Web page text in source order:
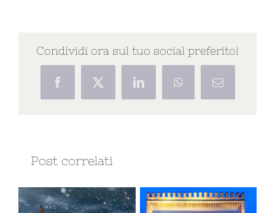
Condividi ora sul tuo social preferito!
FacebookX LinkedInWhatsAppEmail
Post correlati